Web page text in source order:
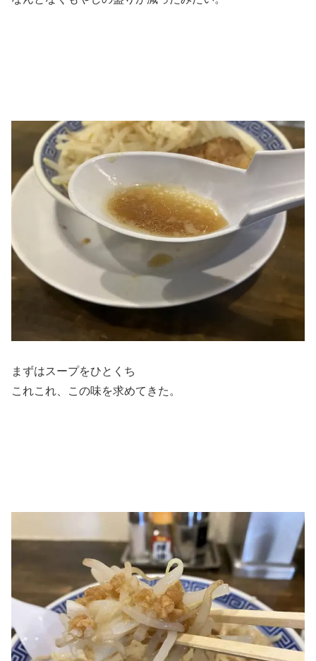
まずはスープをひとくち
これこれ、この味を求めてきた。